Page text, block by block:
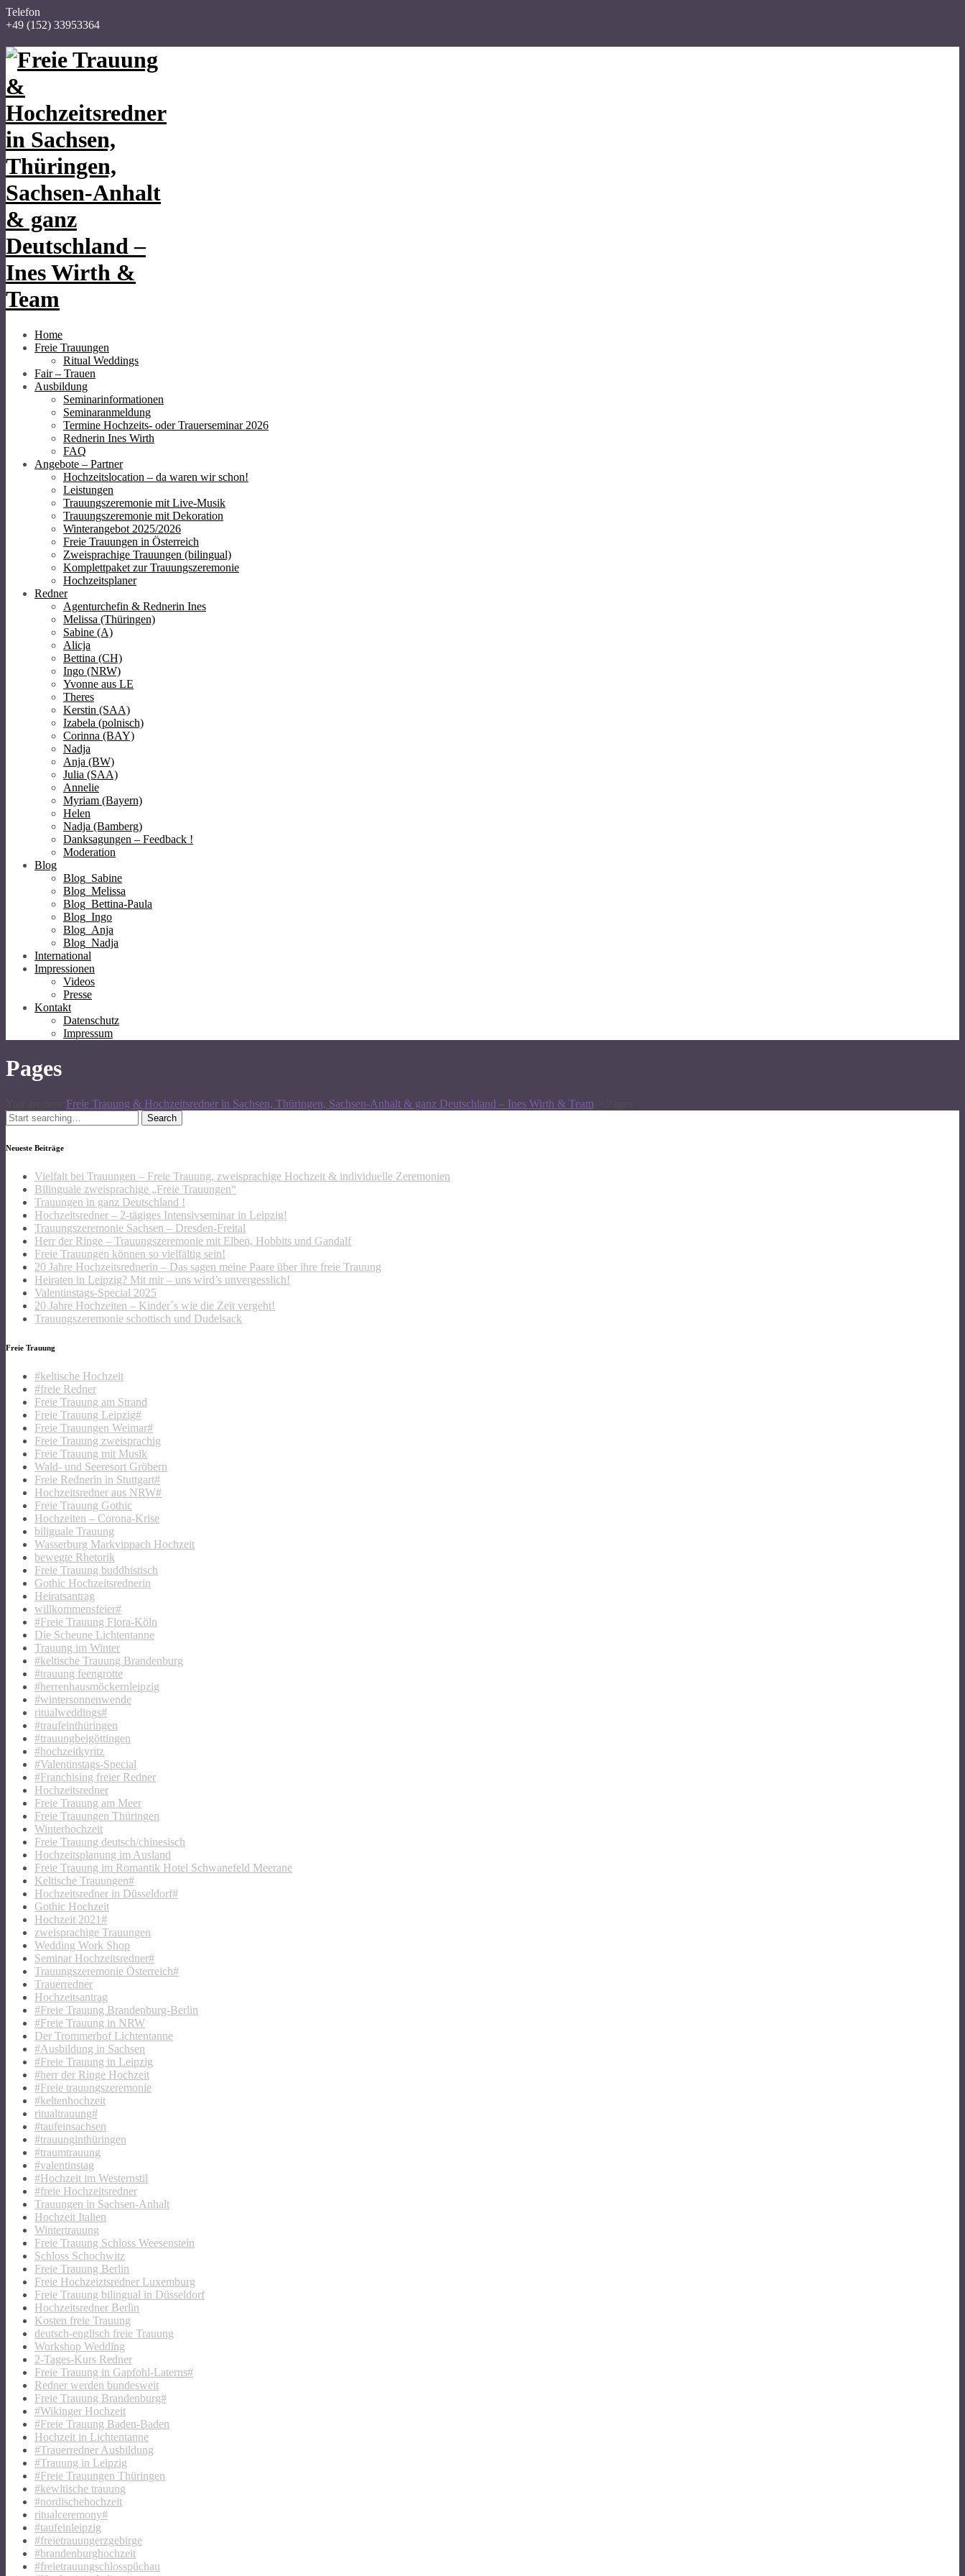
Telefon
+49 (152) 33953364
Home
Freie Trauungen
Ritual Weddings
Fair – Trauen
Ausbildung
Seminarinformationen
Seminaranmeldung
Termine Hochzeits- oder Trauerseminar 2026
Rednerin Ines Wirth
FAQ
Angebote – Partner
Hochzeitslocation – da waren wir schon!
Leistungen
Trauungszeremonie mit Live-Musik
Trauungszeremonie mit Dekoration
Winterangebot 2025/2026
Freie Trauungen in Österreich
Zweisprachige Trauungen (bilingual)
Komplettpaket zur Trauungszeremonie
Hochzeitsplaner
Redner
Agenturchefin & Rednerin Ines
Melissa (Thüringen)
Sabine (A)
Alicja
Bettina (CH)
Ingo (NRW)
Yvonne aus LE
Theres
Kerstin (SAA)
Izabela (polnisch)
Corinna (BAY)
Nadja
Anja (BW)
Julia (SAA)
Annelie
Myriam (Bayern)
Helen
Nadja (Bamberg)
Danksagungen – Feedback !
Moderation
Blog
Blog_Sabine
Blog_Melissa
Blog_Bettina-Paula
Blog_Ingo
Blog_Anja
Blog_Nadja
International
Impressionen
Videos
Presse
Kontakt
Datenschutz
Impressum
Pages
Freie Trauung & Hochzeitsredner in Sachsen, Thüringen, Sachsen-Anhalt & ganz Deutschland – Ines Wirth & Team
Search
for:
Neueste Beiträge
Vielfalt bei Trauungen – Freie Trauung, zweisprachige Hochzeit & individuelle Zeremonien
Bilinguale zweisprachige „Freie Trauungen“
Trauungen in ganz Deutschland !
Hochzeitsredner – 2-tägiges Intensivseminar in Leipzig!
Trauungszeremonie Sachsen – Dresden-Freital
Herr der Ringe – Trauungszeremonie mit Elben, Hobbits und Gandalf
Freie Trauungen können so vielfältig sein!
20 Jahre Hochzeitsrednerin – Das sagen meine Paare über ihre freie Trauung
Heiraten in Leipzig? Mit mir – uns wird’s unvergesslich!
Valentinstags-Special 2025
20 Jahre Hochzeiten – Kinder´s wie die Zeit vergeht!
Trauungszeremonie schottisch und Dudelsack
Freie Trauung
#keltische Hochzeit
#freie Redner
Freie Trauung am Strand
Freie Trauung Leipzig#
Freie Trauungen Weimar#
Freie Trauung zweisprachig
Freie Trauung mit Musik
Wald- und Seeresort Gröbern
Freie Rednerin in Stuttgart#
Hochzeitsredner aus NRW#
Freie Trauung Gothic
Hochzeiten – Corona-Krise
biliguale Trauung
Wasserburg Markvippach Hochzeit
bewegte Rhetorik
Freie Trauung buddhistisch
Gothic Hochzeitsrednerin
Heiratsantrag
willkommensfeier#
#Freie Trauung Flora-Köln
Die Scheune Lichtentanne
Trauung im Winter
#keltische Trauung Brandenburg
#trauung feengrotte
#herrenhausmöckernleipzig
#wintersonnenwende
ritualweddings#
#traufeinthüringen
#trauungbeigöttingen
#hochzeitkyritz
#Valentinstags-Special
#Franchising freier Redner
Hochzeitsredner
Freie Trauung am Meer
Freie Trauungen Thüringen
Winterhochzeit
Freie Trauung deutsch/chinesisch
Hochzeitsplanung im Ausland
Freie Trauung im Romantik Hotel Schwanefeld Meerane
Keltische Trauungen#
Hochzeitsredner in Düsseldorf#
Gothic Hochzeit
Hochzeit 2021#
zweisprachige Trauungen
Wedding Work Shop
Seminar Hochzeitsredner#
Trauungszeremonie Österreich#
Trauerredner
Hochzeitsantrag
#Freie Trauung Brandenburg-Berlin
#Freie Trauung in NRW
Der Trommerhof Lichtentanne
#Ausbildung in Sachsen
#Freie Trauung in Leipzig
#herr der Ringe Hochzeit
#Freie trauungszeremonie
#keltenhochzeit
ritualtrauung#
#taufeinsachsen
#trauunginthüringen
#traumtrauung
#valentinstag
#Hochzeit im Westernstil
#freie Hochzeitsredner
Trauungen in Sachsen-Anhalt
Hochzeit Italien
Wintertrauung
Freie Trauung Schloss Weesenstein
Schloss Schochwitz
Freie Trauung Berlin
Freie Hochzeiztsredner Luxemburg
Freie Trauung bilingual in Düsseldorf
Hochzeitsredner Berlin
Kosten freie Trauung
deutsch-englisch freie Trauung
Workshop Wedding
2-Tages-Kurs Redner
Freie Trauung in Gapfohl-Laterns#
Redner werden bundesweit
Freie Trauung Brandenburg#
#Wikinger Hochzeit
#Freie Trauung Baden-Baden
Hochzeit in Lichtentanne
#Trauerredner Ausbildung
#Trauung in Leipzig
#Freie Trauungen Thüringen
#kewltische trauung
#nordischehochzeit
ritualceremony#
#taufeinleipzig
#freietrauungerzgebirge
#brandenburghochzeit
#freietrauungschlosspüchau